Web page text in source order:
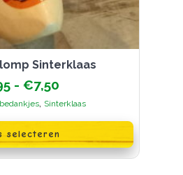
Sinterklaas
- €7,50
€6,95
tot
€7,50
Sinterklaas
selecteren